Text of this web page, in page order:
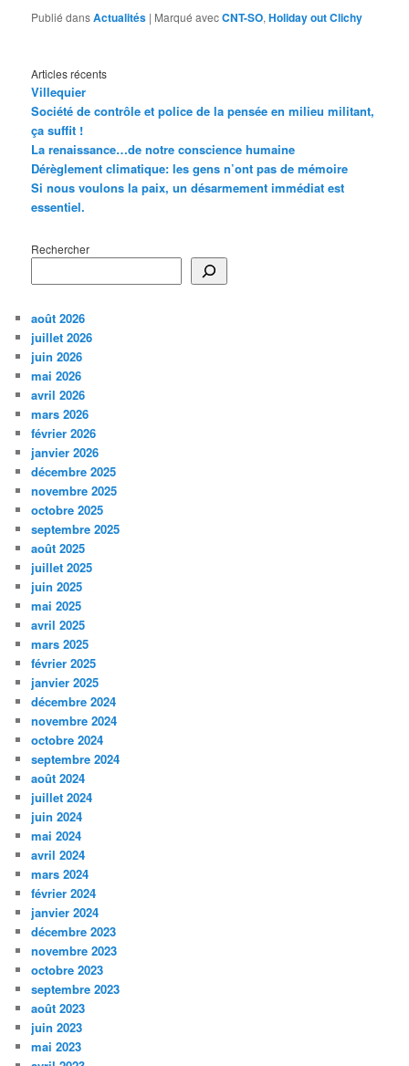
Publié dansActualités | Marqué avecCNT-SO,Holiday out Clichy
Articles récents
Villequier
Société de contrôle et police de la pensée en milieu militant,
ça suffit !
La renaissance…de notre conscience humaine
Dérèglement climatique: les gens n’ont pas de mémoire
Si nous voulons la paix, un désarmement immédiat est
essentiel.
Rechercher
août 2026
juillet 2026
juin 2026
mai 2026
avril 2026
mars 2026
février 2026
janvier 2026
décembre 2025
novembre 2025
octobre 2025
septembre 2025
août 2025
juillet 2025
juin 2025
mai 2025
avril 2025
mars 2025
février 2025
janvier 2025
décembre 2024
novembre 2024
octobre 2024
septembre 2024
août 2024
juillet 2024
juin 2024
mai 2024
avril 2024
mars 2024
février 2024
janvier 2024
décembre 2023
novembre 2023
octobre 2023
septembre 2023
août 2023
juin 2023
mai 2023